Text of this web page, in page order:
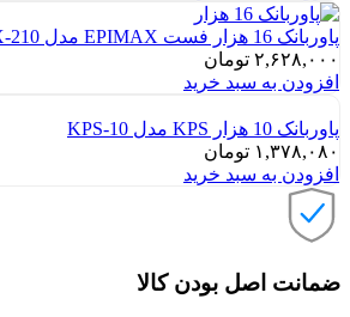
بود.
پاوربانک 16 هزار فست EPIMAX مدل EPIMAX-210
۲,۶۲۸,۰۰۰ تومان
افزودن به سبد خرید
پاوربانک 10 هزار KPS مدل KPS-10
۱,۳۷۸,۰۸۰ تومان
افزودن به سبد خرید
ضمانت اصل بودن کالا